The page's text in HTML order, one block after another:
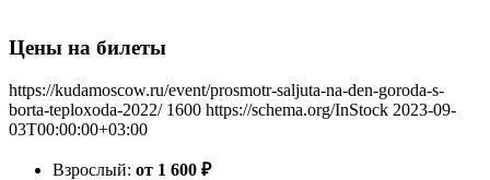
Цены на билеты
https://kudamoscow.ru/event/prosmotr-saljuta-na-den-goroda-s-
borta-teploxoda-2022/ 1600 https://schema.org/InStock 2023-09-
03T00:00:00+03:00
Взрослый: от 1 600 ₽